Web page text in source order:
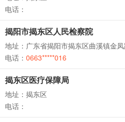
电话：
揭阳市揭东区人民检察院
地址：广东省揭阳市揭东区曲溪镇金
电话： 0663*****016
揭东区医疗保障局
地址：揭东区
电话：